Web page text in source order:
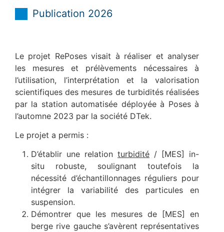
Publication 2026
Le projet RePoses visait à réaliser et analyser
les mesures et prélèvements nécessaires à
l’utilisation, l’interprétation et la valorisation
scientifiques des mesures de turbidités réalisées
par la station automatisée déployée à Poses à
l’automne 2023 par la société DTek.
Le projet a permis :
D’établir une relation turbidité / [MES] in-
situ robuste, soulignant toutefois la
nécessité d’échantillonnages réguliers pour
intégrer la variabilité des particules en
suspension.
Démontrer que les mesures de [MES] en
berge rive gauche s’avèrent représentatives